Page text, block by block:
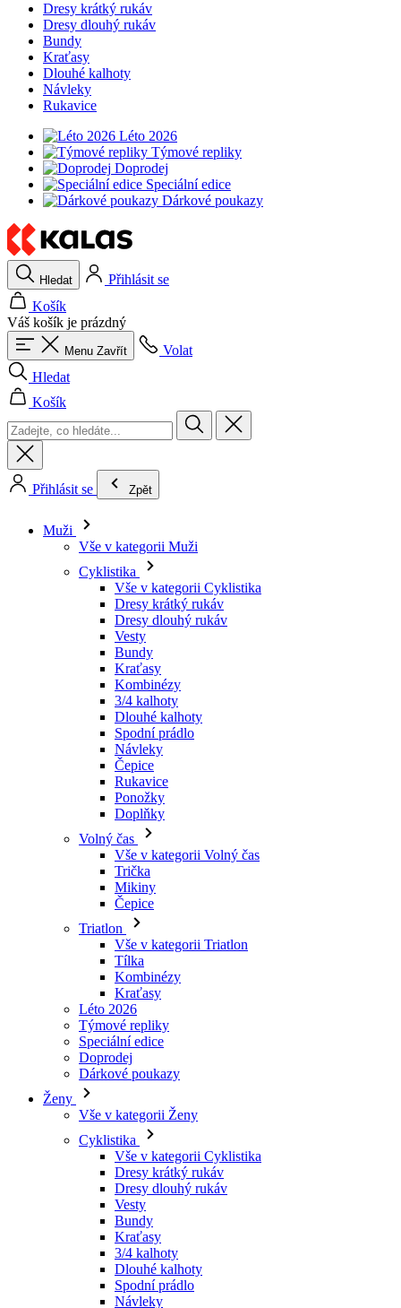
Dresy krátký rukáv
Dresy dlouhý rukáv
Bundy
Kraťasy
Dlouhé kalhoty
Návleky
Rukavice
Léto 2026
Týmové repliky
Doprodej
Speciální edice
Dárkové poukazy
Hledat
Přihlásit se
Košík
Váš košík je prázdný
Menu Zavřít
Volat
Hledat
Košík
Přihlásit se Zpět
Muži
Vše v kategorii Muži
Cyklistika
Vše v kategorii Cyklistika
Dresy krátký rukáv
Dresy dlouhý rukáv
Vesty
Bundy
Kraťasy
Kombinézy
3/4 kalhoty
Dlouhé kalhoty
Spodní prádlo
Návleky
Čepice
Rukavice
Ponožky
Doplňky
Volný čas
Vše v kategorii Volný čas
Trička
Mikiny
Čepice
Triatlon
Vše v kategorii Triatlon
Tílka
Kombinézy
Kraťasy
Léto 2026
Týmové repliky
Speciální edice
Doprodej
Dárkové poukazy
Ženy
Vše v kategorii Ženy
Cyklistika
Vše v kategorii Cyklistika
Dresy krátký rukáv
Dresy dlouhý rukáv
Vesty
Bundy
Kraťasy
3/4 kalhoty
Dlouhé kalhoty
Spodní prádlo
Návleky